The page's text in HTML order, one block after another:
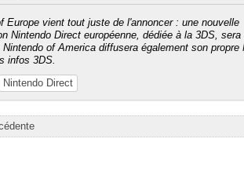
Europe vient tout juste de l'annoncer : une nouvelle
Nintendo Direct européenne, dédiée à la 3DS,
of America diffusera également son
infos 3DS.
Nintendo Direct